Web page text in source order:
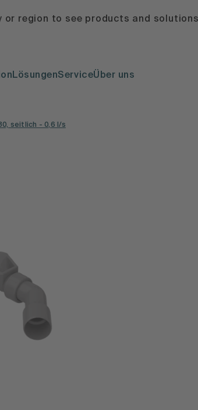
or region to see products and
LösungenServiceÜber uns
seitlich - 0,6 l/s